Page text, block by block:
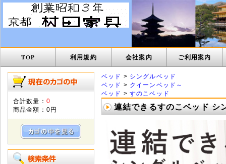
TOP 利用規約 会社案内 ご利用案内
合計数量： 0
商品金額： 0円
ベッド > シングルベッド
ベッド > クイーンベッド～
ベッド > すのこベッド
連結できるすのこベッド